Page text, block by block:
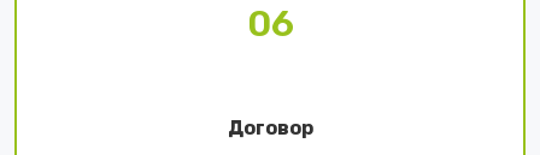
06
Договор